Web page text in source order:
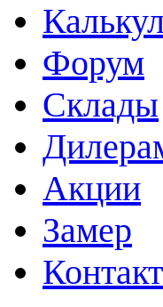
Форум
Склады
Акции
Замер